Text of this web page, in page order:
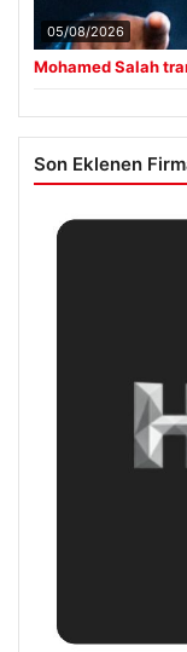
05/08/2026
Mohamed Salah
Son Eklenen